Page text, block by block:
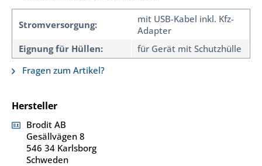
Stromversorgung:
mit USB-Kabel inkl. Kfz-
Adapter
Eignung für Hüllen:
für Gerät mit Schutzhülle
Fragen zum Artikel?
Hersteller
Brodit AB
Gesällvägen 8
546 34 Karlsborg
Schweden